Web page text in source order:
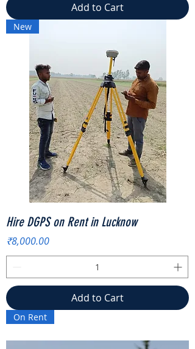
Add to Cart
New
Hire DGPS on Rent in Lucknow
Price
₹8,000.00
Add to Cart
On Rent